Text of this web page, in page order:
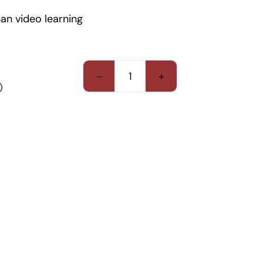
pembelajaran telah dimulai.
Batas terakhir perpindahan program
Siswa tidak dapat meminta
pengembalian biaya, kecuali karena
video learning
)
Program